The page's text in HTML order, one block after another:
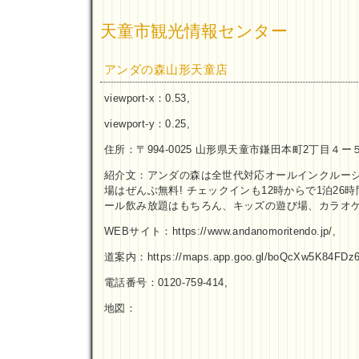
天童市観光情報センター
アンダの森山形天童店
viewport-x：0.53,
viewport-y：0.25,
住所：〒994-0025 山形県天童市鎌田本町2丁目４ー
紹介文：アンダの森は全世代対応オールインクルー
場はぜんぶ無料! チェックインも12時からで1泊26
ール飲み放題はもちろん、キッズの遊び場、カラオ
WEBサイト：https://www.andanomoritendo.jp/,
道案内：https://maps.app.goo.gl/
電話番号：0120-759-414,
地図：